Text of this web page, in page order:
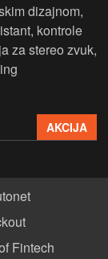
dizajnom,
kontrole
za stereo zvuk,
AKCIJA
Fintech